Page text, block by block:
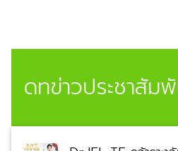
ดทข่าวประชาสัมพั